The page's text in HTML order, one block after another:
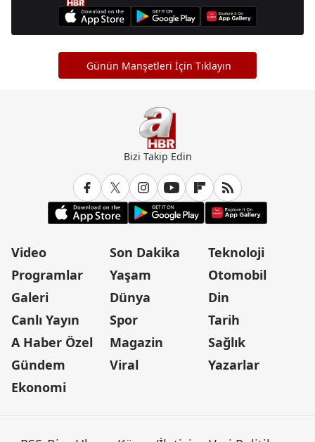
Günün Manşetleri İçin Tıklayın
Bizi Takip Edin
Video
Programlar
Galeri
Canlı Yayın
A Haber Özel
Gündem
Ekonomi
Son Dakika
Yaşam
Dünya
Spor
Magazin
Viral
Teknoloji
Otomobil
Din
Tarih
Sağlık
Yazarlar